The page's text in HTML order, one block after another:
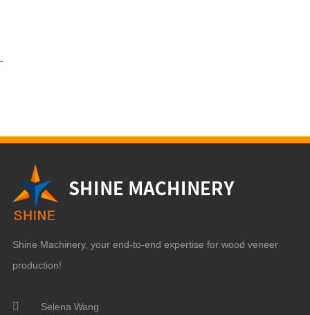
-
Shine Machinery, your end-to-end expertise for wood veneer
production!
Selena Wang